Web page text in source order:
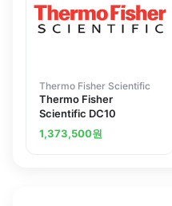
Thermo Fisher Scientific
Thermo Fisher
Scientific DC10
1,373,500원